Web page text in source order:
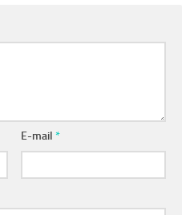
E-mail *